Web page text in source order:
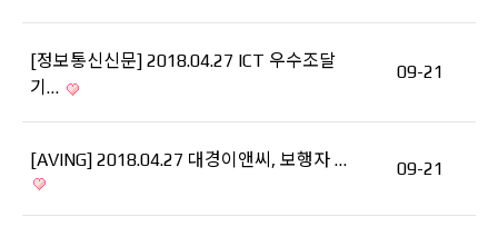
[정보통신신문] 2018.04.27 ICT 우수조달
기…
09-21
[AVING] 2018.04.27 대경이앤씨, 보행자 … 09-21